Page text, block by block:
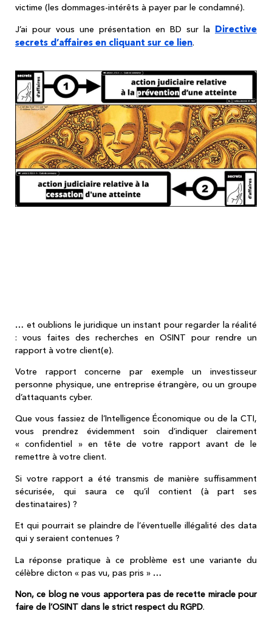
victime (les dommages-intérêts à payer par le condamné).
J’ai pour vous une présentation en BD sur la Directive
secrets d’affaires en cliquant sur ce lien.
… et oublions le juridique un instant pour regarder la réalité
: vous faites des recherches en OSINT pour rendre un
rapport à votre client(e).
Votre rapport concerne par exemple un investisseur
personne physique, une entreprise étrangère, ou un groupe
d’attaquants cyber.
Que vous fassiez de l’Intelligence Économique ou de la CTI,
vous prendrez évidemment soin d’indiquer clairement
« confidentiel » en tête de votre rapport avant de le
remettre à votre client.
Si votre rapport a été transmis de manière suffisamment
sécurisée, qui saura ce qu’il contient (à part ses
destinataires) ?
Et qui pourrait se plaindre de l’éventuelle illégalité des data
qui y seraient contenues ?
La réponse pratique à ce problème est une variante du
célèbre dicton « pas vu, pas pris » …
Non, ce blog ne vous apportera pas de recette miracle pour
faire de l’OSINT dans le strict respect du RGPD.